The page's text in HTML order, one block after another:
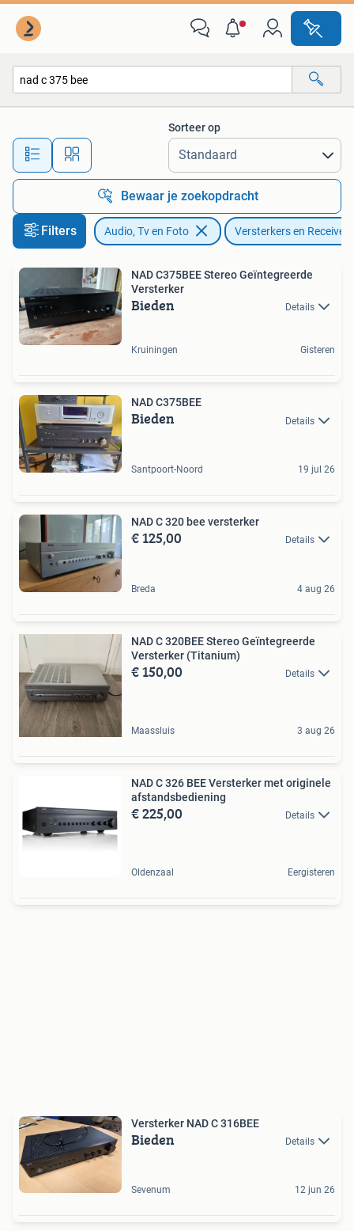
Alle afstanden…
Sorteer op
Bewaar je zoekopdracht
Filters Audio, Tv en Foto Versterkers en Receivers
NAD C375BEE Stereo Geïntegreerde
Versterker
Bieden Details
Kruiningen Gisteren
NAD C375BEE
Bieden Details
Santpoort-Noord 19 jul 26
NAD C 320 bee versterker
€ 125,00 Details
Breda 4 aug 26
NAD C 320BEE Stereo Geïntegreerde
Versterker (Titanium)
€ 150,00 Details
Maassluis 3 aug 26
NAD C 326 BEE Versterker met originele
afstandsbediening
€ 225,00 Details
Oldenzaal Eergisteren
Versterker NAD C 316BEE
Bieden Details
Sevenum 12 jun 26